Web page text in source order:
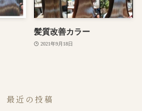
髪質改善カラー
2021年9月18日
最近の投稿